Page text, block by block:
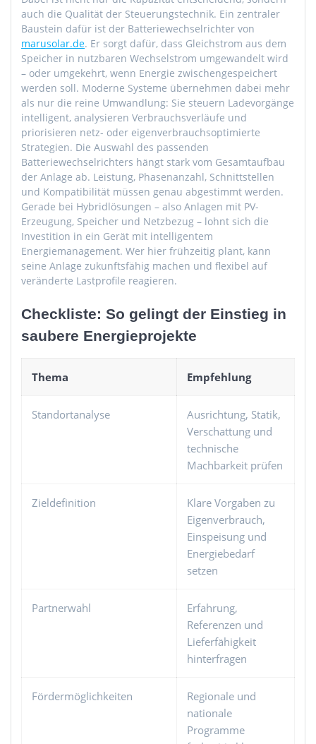
auch die Qualität der Steuerungstechnik. Ein zentraler
Baustein dafür ist der Batteriewechselrichter von
marusolar.de. Er sorgt dafür, dass Gleichstrom aus dem
Speicher in nutzbaren Wechselstrom umgewandelt wird
– oder umgekehrt, wenn Energie zwischengespeichert
werden soll. Moderne Systeme übernehmen dabei mehr
als nur die reine Umwandlung: Sie steuern Ladevorgänge
intelligent, analysieren Verbrauchsverläufe und
priorisieren netz- oder eigenverbrauchsoptimierte
Strategien. Die Auswahl des passenden
Batteriewechselrichters hängt stark vom Gesamtaufbau
der Anlage ab. Leistung, Phasenanzahl, Schnittstellen
und Kompatibilität müssen genau abgestimmt werden.
Gerade bei Hybridlösungen – also Anlagen mit PV-
Erzeugung, Speicher und Netzbezug – lohnt sich die
Investition in ein Gerät mit intelligentem
Energiemanagement. Wer hier frühzeitig plant, kann
seine Anlage zukunftsfähig machen und flexibel auf
veränderte Lastprofile reagieren.
Checkliste: So gelingt der Einstieg in
saubere Energieprojekte
Thema Empfehlung
Standortanalyse
Ausrichtung, Statik,
Verschattung und
technische
Machbarkeit prüfen
Zieldefinition
Klare Vorgaben zu
Eigenverbrauch,
Einspeisung und
Energiebedarf
setzen
Partnerwahl
Erfahrung,
Referenzen und
Lieferfähigkeit
hinterfragen
Fördermöglichkeiten
Regionale und
nationale
Programme